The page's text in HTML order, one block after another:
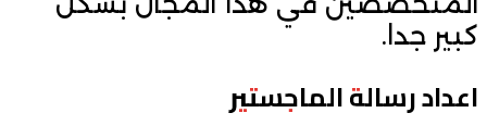
كبير جدا.
اعداد رسالة الماجستير